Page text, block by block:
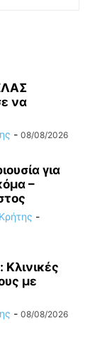
να
- 08/08/2026
για
–
-
με
- 08/08/2026